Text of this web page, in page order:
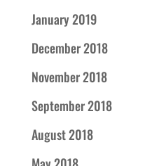
January 2019
December 2018
November 2018
September 2018
August 2018